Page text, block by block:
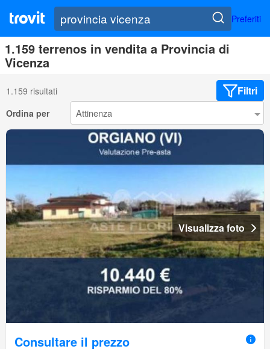
Preferiti
1.159 terrenos in vendita a Provincia di
Vicenza
1.159 risultati Filtri
Ordina per
Visualizza foto
Consultare il prezzo